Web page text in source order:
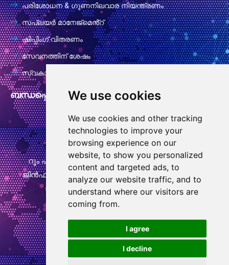
We use cookies
We use cookies and other tracking
technologies to improve your
browsing experience on our
website, to show you personalized
content and targeted ads, to
analyze our website traffic, and to
understand where our visitors are
coming from.
I agree
I decline
h
a
പരിശോധന & ഗുണനിലവാര നിയന്ത്രണം
സപ്ലയർ മാനേജ്മെൻ്റ്
ഷിപ്പിംഗ് വിതരണം
സേവനത്തിന് ശേഷം
സ്വകാര്യതാ നയം
ബന്ധപ്പെടാനുള്ള വിവരങ്ങൾ
info@goodcansourcing.com
റൂം എ-4-420, നാലാം നില, കെട്ടിടം 1, നമ്പർ 778,
ജിൻഫാൻ സ്ട്രീറ്റ്, ക്യുബിൻ സ്ട്രീറ്റ്, വുചെങ് ജില്ല,
ജിൻഹുവ സിറ്റി, സെജിയാങ് പ്രവിശ്യ
+86 13732438706